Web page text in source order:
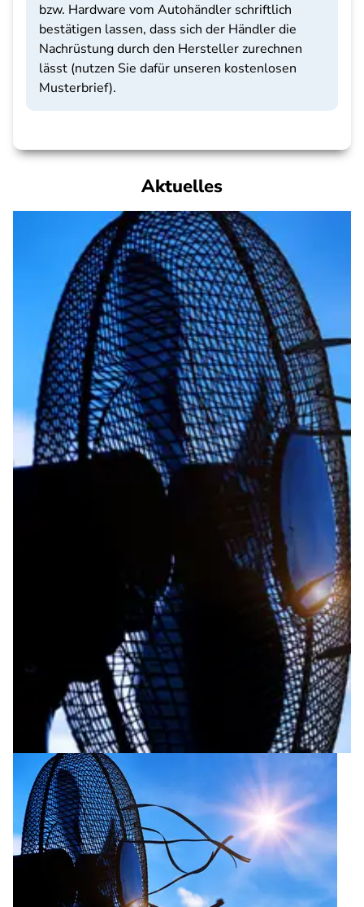
bzw. Hardware vom Autohändler schriftlich
bestätigen lassen, dass sich der Händler die
Nachrüstung durch den Hersteller zurechnen
lässt (nutzen Sie dafür unseren kostenlosen
Musterbrief).
Aktuelles